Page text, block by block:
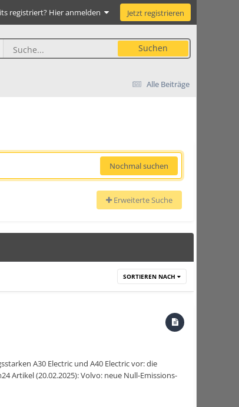
registriert? Hier anmelden Jetzt registrieren
Suchen
Alle Beiträge
Nochmal suchen
Erweiterte Suche
SORTIEREN NACH
A30 Electric und A40 Electric vor: die
Artikel (20.02.2025): Volvo: neue Null-Emissions-